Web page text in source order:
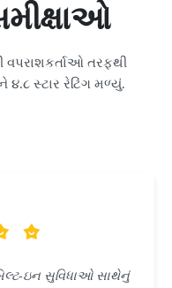
વપરાશકર્તાઓ તરફથી
૪.૮ સ્ટાર રેટિંગ મળ્યું.
ઇન સુવિધાઓ સાથેનું